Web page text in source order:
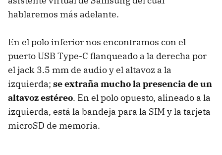
hablaremos más adelante.
En el polo inferior nos encontramos con el
puerto USB Type-C flanqueado a la derecha por
el jack 3.5 mm de audio y el altavoz a la
izquierda; se extraña mucho la presencia de un
altavoz estéreo. En el polo opuesto, alineado a la
izquierda, está la bandeja para la SIM y la tarjeta
microSD de memoria.